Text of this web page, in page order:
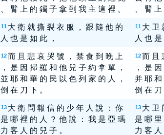
、 臂 上 的 鐲 子 拿 到 我 主 這 裡 。
、 臂
11 大 衛 就 撕 裂 衣 服 ， 跟 隨 他 的
人 也 是 如 此 ，
11 大 卫
人 也 是
12 而 且 悲 哀 哭 號 ， 禁 食 到 晚 上
， 是 因 掃 羅 和 他 兒 子 約 拿 單 ，
並 耶 和 華 的 民 以 色 列 家 的 人 ，
倒 在 刀 下 。
12 而 且
， 是
并 耶 和
倒 在 刀
13 大 衛 問 報 信 的 少 年 人 說 ： 你
是 哪 裡 的 人 ？ 他 說 ： 我 是 亞 瑪
力 客 人 的 兒 子 。
13 大 卫
是 哪
力 客 人